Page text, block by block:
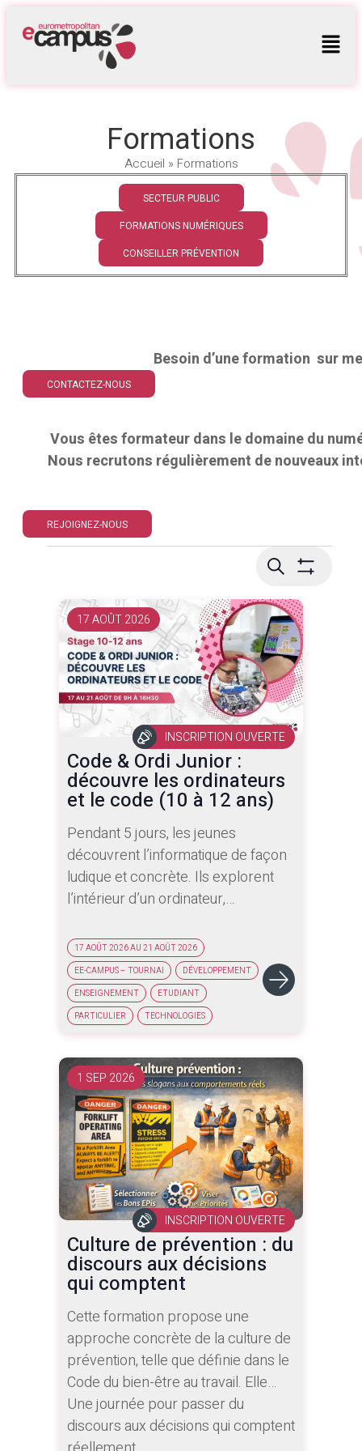
Formations
Accueil » Formations
SECTEUR PUBLIC
FORMATIONS NUMÉRIQUES
CONSEILLER PRÉVENTION
Besoin d’une formation sur
CONTACTEZ-NOUS
Vous êtes formateur dans le domaine du
Nous recrutons régulièrement de nouveaux
REJOIGNEZ-NOUS
et
de
vues
RECHERCHE
17 AOÛT 2026
INSCRIPTION OUVERTE
Code & Ordi Junior :
découvre les ordinateurs
et le code (10 à 12 ans)
Pendant 5 jours, les jeunes
découvrent l’informatique de façon
ludique et concrète. Ils explorent
l’intérieur d’un ordinateur,
composants et découvrent
comment installer un PC Windows
de base. Ils s’initient ensuite à la
programmation avec Scratch à
travers des animations, quiz et mini-
jeux interactifs. Les enfants
découvrent les bases de la logique
informatique (variables, boucles,
conditions) tout en développant leur
créativité et leur esprit logique. Le
stage alterne théorie, pratique et
petits défis en équipe dans une
ambiance dynamique et adaptée
aux 10–12 ans.
17 AOÛT 2026 AU 21 AOÛT 2026
EE-CAMPUS – TOURNAI
DÉVELOPPEMENT
ENSEIGNEMENT
ETUDIANT
PARTICULIER
TECHNOLOGIES
1 SEP 2026
INSCRIPTION OUVERTE
Culture de prévention : du
discours aux décisions
qui comptent
Cette formation propose une
approche concrète de la culture de
prévention, telle que définie dans le
Code du bien-être au travail. Elle
montre que la culture ne se limite
pas à des actions de sensibilisation,
Une journée pour passer du
discours aux décisions qui comptent